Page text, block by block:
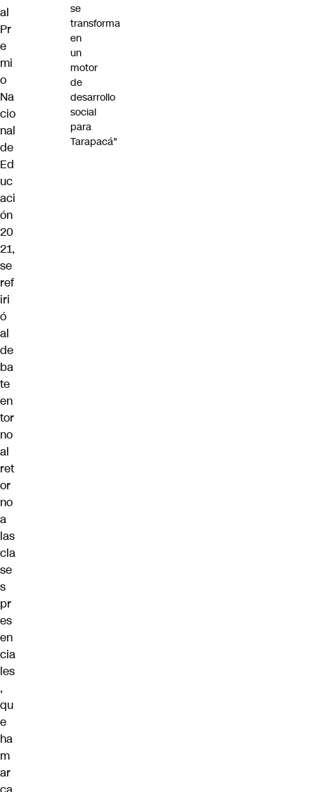
al
Pr
e
mi
o
Na
cio
nal
de
Ed
uc
aci
ón
20
21,
se
ref
iri
ó
al
de
ba
te
en
tor
no
al
ret
or
no
a
las
cla
se
s
pr
es
en
cia
les
,
qu
e
ha
m
ar
se
transforma
en
un
motor
de
desarrollo
social
para
Tarapacá"